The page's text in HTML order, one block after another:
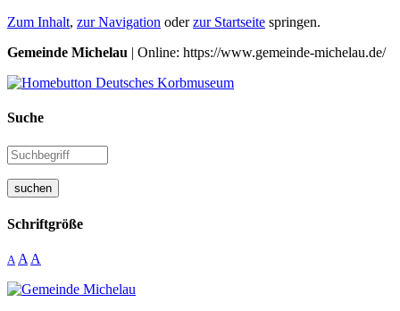
Zum Inhalt, zur Navigation oderzur Startseite springen.
Gemeinde Michelau | Online: https://www.gemeinde-michelau.de/
Suche
suchen
Schriftgröße
A A A